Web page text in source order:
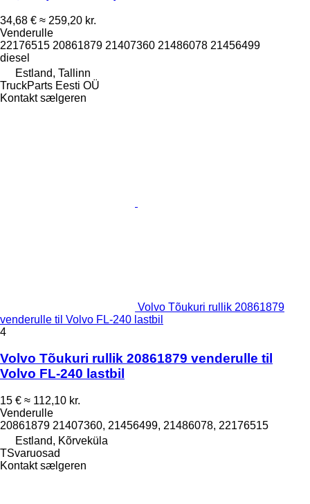
34,68 € ≈ 259,20 kr.
Venderulle
22176515 20861879 21407360 21486078 21456499
diesel
Estland, Tallinn
TruckParts Eesti OÜ
Kontakt sælgeren
Volvo Tõukuri rullik 20861879
venderulle til Volvo FL-240 lastbil
4
Volvo Tõukuri rullik 20861879 venderulle til
Volvo FL-240 lastbil
15 € ≈ 112,10 kr.
Venderulle
20861879 21407360, 21456499, 21486078, 22176515
Estland, Kõrveküla
TSvaruosad
Kontakt sælgeren